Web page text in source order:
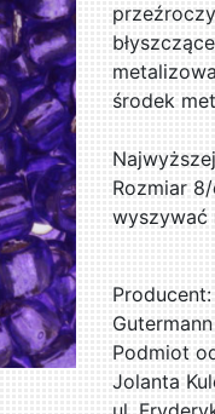
środek
Rozmiar
wyszywać
Producent:
Gutermann
Podmiot
Jolanta